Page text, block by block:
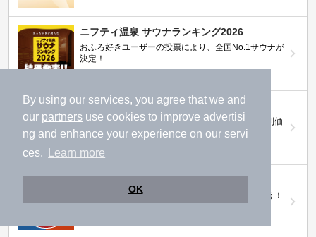
By using our services, you agree that we and
our partners use cookies to improve advertisi
ng and enhance your experience on our servi
ces.
Learn more
OK
ニフティ温泉 サウナランキング2026
おふろ好きユーザーの投票により、全国No.1サウナが
決定！
ニフティ温泉プレミアムクーポン
ノジマモバイル会員向け 通常よりもお得な「特別価
格」で人気の温泉を満喫できる！
行ってみたい施設に投票してプレゼントを当てよう！